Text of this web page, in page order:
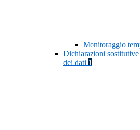
Monitoraggio
Dichiarazioni
dei dati 1